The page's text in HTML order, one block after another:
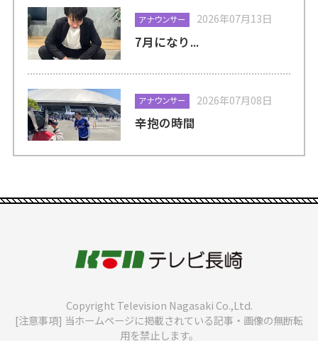
アナウンサー 2026年07月13日
7月になり...
アナウンサー 2026年07月08日
辛抱の時間
Copyright Television Nagasaki Co.,Ltd.
[注意事項] 当ホームページに掲載されている記事・画像の無断転
用を禁止します。